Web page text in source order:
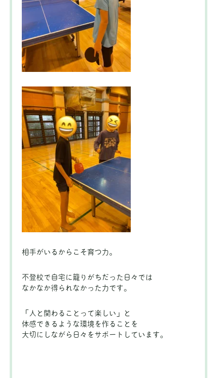
相手がいるからこそ育つ力。
不登校で自宅に籠りがちだった日々では
なかなか得られなかった力です。
「人と関わることって楽しい」と
体感できるような環境を作ることを
大切にしながら日々をサポートしています。